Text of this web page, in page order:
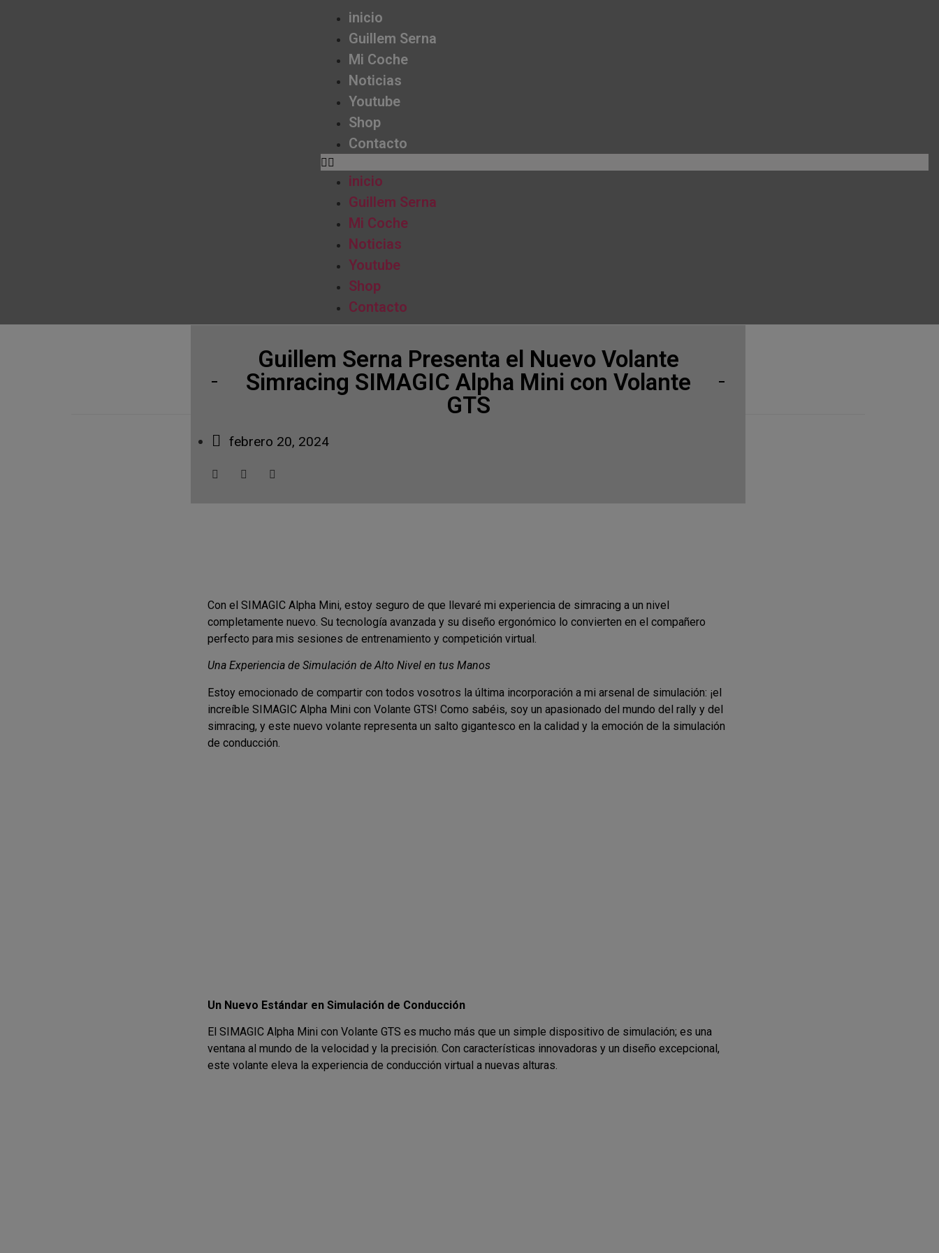
inicio
Guillem Serna
Mi Coche
Noticias
Youtube
Shop
Contacto
inicio
Guillem Serna
Mi Coche
Noticias
Youtube
Shop
Contacto
Guillem Serna Presenta el Nuevo Volante
Simracing SIMAGIC Alpha Mini con Volante
GTS
febrero 20, 2024
Con el SIMAGIC Alpha Mini, estoy seguro de que llevaré mi experiencia de simracing a un nivel
completamente nuevo. Su tecnología avanzada y su diseño ergonómico lo convierten en el compañero
perfecto para mis sesiones de entrenamiento y competición virtual.
Una Experiencia de Simulación de Alto Nivel en tus Manos
Estoy emocionado de compartir con todos vosotros la última incorporación a mi arsenal de simulación: ¡el
increíble SIMAGIC Alpha Mini con Volante GTS! Como sabéis, soy un apasionado del mundo del rally y del
simracing, y este nuevo volante representa un salto gigantesco en la calidad y la emoción de la simulación
de conducción.
Un Nuevo Estándar en Simulación de Conducción
El SIMAGIC Alpha Mini con Volante GTS es mucho más que un simple dispositivo de simulación; es una
ventana al mundo de la velocidad y la precisión. Con características innovadoras y un diseño excepcional,
este volante eleva la experiencia de conducción virtual a nuevas alturas.